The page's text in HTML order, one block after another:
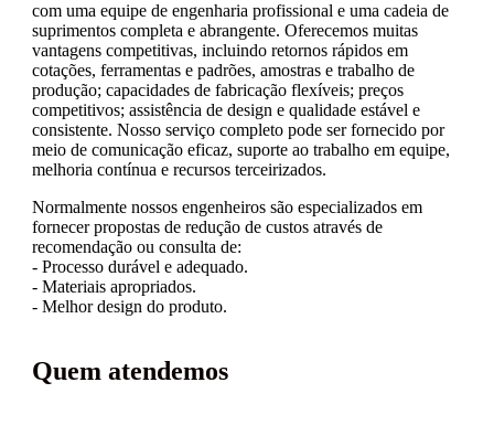
com uma equipe de engenharia profissional e uma cadeia de
suprimentos completa e abrangente. Oferecemos muitas
vantagens competitivas, incluindo retornos rápidos em
cotações, ferramentas e padrões, amostras e trabalho de
produção; capacidades de fabricação flexíveis; preços
competitivos; assistência de design e qualidade estável e
consistente. Nosso serviço completo pode ser fornecido por
meio de comunicação eficaz, suporte ao trabalho em equipe,
melhoria contínua e recursos terceirizados.
Normalmente nossos engenheiros são especializados em
fornecer propostas de redução de custos através de
recomendação ou consulta de:
- Processo durável e adequado.
- Materiais apropriados.
- Melhor design do produto.
Quem atendemos